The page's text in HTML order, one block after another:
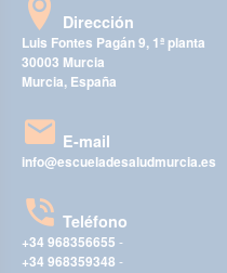
Dirección
Luis Fontes Pagán 9, 1ª planta
30003 Murcia
Murcia, España
E-mail
info@escueladesaludmurcia.es
Teléfono
+34 968356655 -
+34 968359348 -